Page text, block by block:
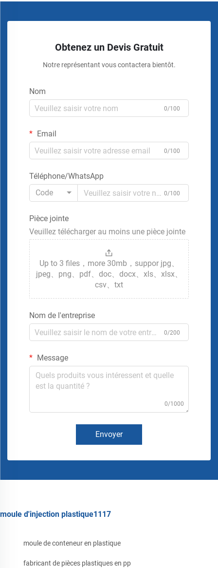
Obtenez un Devis Gratuit
Notre représentant vous contactera bientôt.
Nom
0/100
Email
0/100
Téléphone/WhatsApp
Code
0/100
Pièce jointe
Veuillez télécharger au moins une pièce jointe
Up to 3 files，more 30mb，suppor jpg、
jpeg、png、pdf、doc、docx、xls、xlsx、
csv、txt
Nom de l'entreprise
0/200
Message
0/1000
Envoyer
moule d'injection plastique1117
moule de conteneur en plastique
fabricant de pièces plastiques en pp